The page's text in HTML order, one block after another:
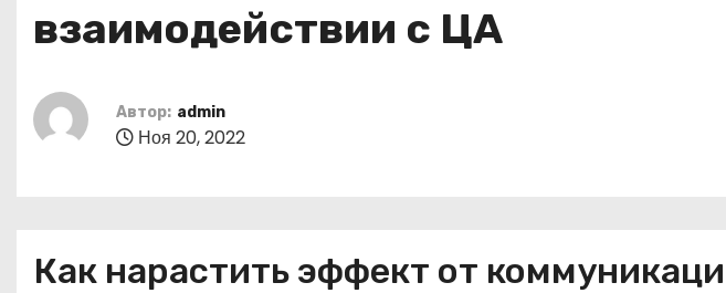
взаимодействии с ЦА
Автор: admin
Ноя 20, 2022
Как нарастить эффект от